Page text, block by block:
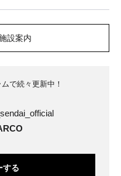
設案内
で続々更新中！
する